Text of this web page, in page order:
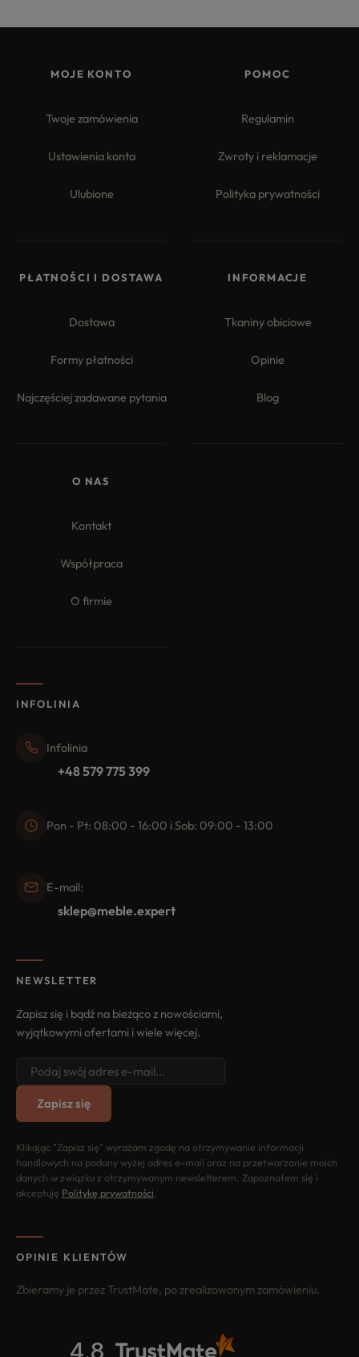
MOJE KONTO
Twoje zamówienia
Ustawienia konta
Ulubione
POMOC
Regulamin
Zwroty i reklamacje
Polityka prywatności
PŁATNOŚCI I DOSTAWA
Dostawa
Formy płatności
Najczęściej zadawane pytania
INFORMACJE
Tkaniny obiciowe
Opinie
Blog
O NAS
Kontakt
Współpraca
O firmie
INFOLINIA
Infolinia
+48 579 775 399
Pon - Pt: 08:00 - 16:00 i Sob: 09:00 - 13:00
E-mail:
sklep@meble.expert
NEWSLETTER
Zapisz się i bądź na bieżąco z nowościami,
wyjątkowymi ofertami i wiele więcej.
Zapisz się
Klikając "Zapisz się" wyrażam zgodę na otrzymywanie informacji
handlowych na podany wyżej adres e-mail oraz na przetwarzanie moich
danych w związku z otrzymywanym newsletterem. Zapoznałem się i
akceptuję Politykę prywatności
OPINIE KLIENTÓW
Zbieramy je przez TrustMate, po zrealizowanym zamówieniu.